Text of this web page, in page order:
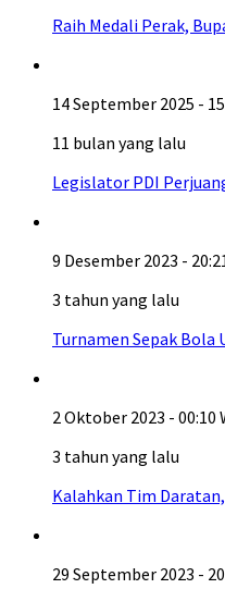
Raih Medali Perak,
14 September 2025 -
11 bulan yang lalu
Legislator PDI
9 Desember 2023 -
3 tahun yang lalu
Turnamen Sepak Bola
2 Oktober 2023 - 00:10
3 tahun yang lalu
Kalahkan Tim
29 September 2023 -